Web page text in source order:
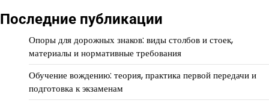
Последние публикации
Опоры для дорожных знаков: виды столбов и стоек,
материалы и нормативные требования
Обучение вождению: теория, практика первой передачи и
подготовка к экзаменам